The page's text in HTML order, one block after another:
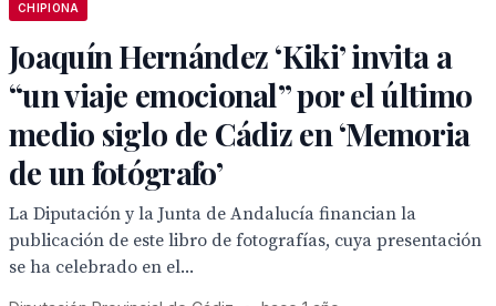
CHIPIONA
Joaquín Hernández ‘Kiki’ invita a
“un viaje emocional” por el último
medio siglo de Cádiz en ‘Memoria
de un fotógrafo’
La Diputación y la Junta de Andalucía financian la
publicación de este libro de fotografías, cuya presentación
se ha celebrado en el...